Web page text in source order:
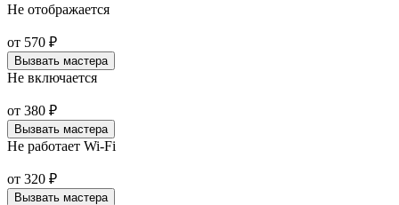
Не отображается
от 570 ₽
Вызвать мастера
Не включается
от 380 ₽
Вызвать мастера
Не работает Wi-Fi
от 320 ₽
Вызвать мастера